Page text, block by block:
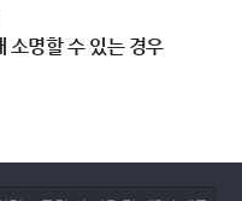
소명할 수 있는 경우